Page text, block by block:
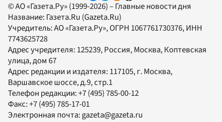
© АО «Газета.Ру» (1999-2026) – Главные новости дня
Название: Газета.Ru (Gazeta.Ru)
Учредитель:АО «Газета.Ру», ОГРН 1067761730376, ИНН
7743625728
Адрес учредителя: 125239, Россия, Москва, Коптевская
улица, дом 67
Адрес редакции и издателя: 117105, г. Москва,
Варшавское шоссе, д.9, стр.1
Телефон редакции:+7 (495) 785-00-12
Факс:+7 (495) 785-17-01
Электронная почта:gazeta@gazeta.ru